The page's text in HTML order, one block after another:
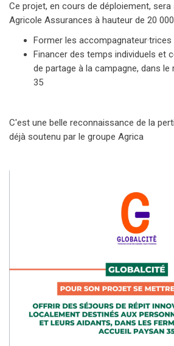
Ce projet, en cours de déploiement,
Agricole Assurances à hauteur de 20
Former les
Financer des temps individuels et
de partage à la campagne, dans le
35
C'est une belle reconnaissance de la
déjà soutenu par le groupe Agrica